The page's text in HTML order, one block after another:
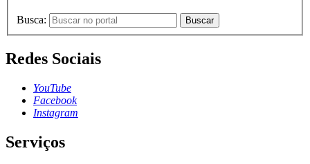
Busca: Buscar
Redes Sociais
YouTube
Facebook
Instagram
Serviços